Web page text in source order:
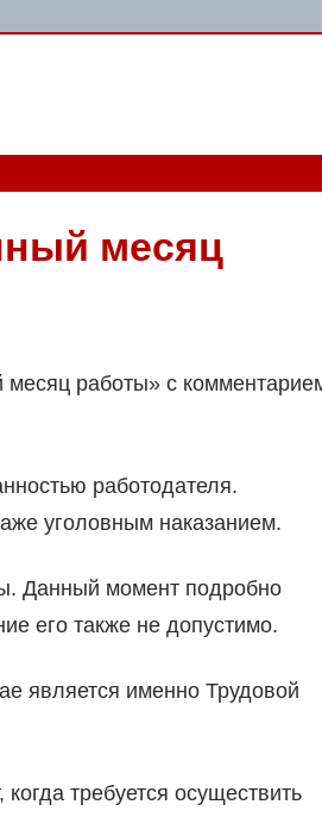
месяц
работы» с
работодателя.
уголовным наказанием.
Данный момент подробно
его также не допустимо.
является именно Трудовой
требуется осуществить